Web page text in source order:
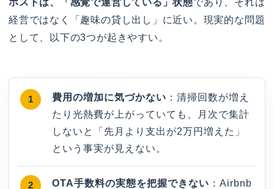
経営ではなく「趣味の貸し出し」に近い。現実的な問題
として、以下の3つが起きやすい。
費用の増加に気づかない ：清掃回数が増え
たり光熱費が上がっていても、月次で集計
しないと「先月より支出が2万円増えた」
という事実が見えない。
OTA手数料の実態を把握できない ：Airbnb